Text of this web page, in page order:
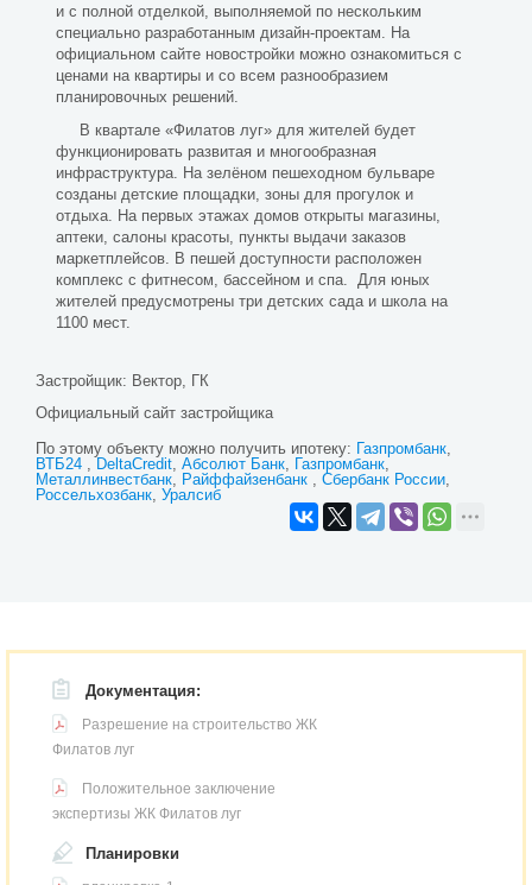
и с полной отделкой, выполняемой по нескольким
специально разработанным дизайн-проектам. На
официальном сайте новостройки можно ознакомиться с
ценами на квартиры и со всем разнообразием
планировочных решений.
В квартале «Филатов луг» для жителей будет
функционировать развитая и многообразная
инфраструктура. На зелёном пешеходном бульваре
созданы детские площадки, зоны для прогулок и
отдыха. На первых этажах домов открыты магазины,
аптеки, салоны красоты, пункты выдачи заказов
маркетплейсов. В пешей доступности расположен
комплекс с фитнесом, бассейном и спа. Для юных
жителей предусмотрены три детских сада и школа на
1100 мест.
Застройщик: Вектор, ГК
Официальный сайт застройщика
По этому объекту можно получить ипотеку: Газпромбанк
ВТБ24
DeltaCredit Абсолют Банк
Газпромбанк
Металлинвестбанк
Райффайзенбанк
Сбербанк России
Россельхозбанк Уралсиб
Документация:
Разрешение на строительство ЖК
Филатов луг
Положительное заключение
экспертизы ЖК Филатов луг
Планировки